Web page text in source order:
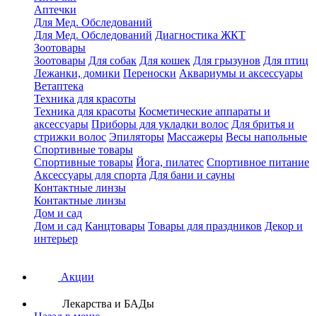
Аптечки
Для Мед. Обследований
Для Мед. Обследований Диагностика ЖКТ
Зоотовары
Зоотовары Для собак Для кошек Для грызунов Для птиц
Лежанки, домики Переноски Аквариумы и аксессуары
Ветаптека
Техника для красоты
Техника для красоты Косметические аппараты и
аксессуары Приборы для укладки волос Для бритья и
стрижки волос Эпиляторы Массажеры Весы напольные
Спортивные товары
Спортивные товары Йога, пилатес Спортивное питание
Аксессуары для спорта Для бани и сауны
Контактные линзы
Контактные линзы
Дом и сад
Дом и сад Канцтовары Товары для праздников Декор и
интерьер
Акции
Лекарства и БАДы